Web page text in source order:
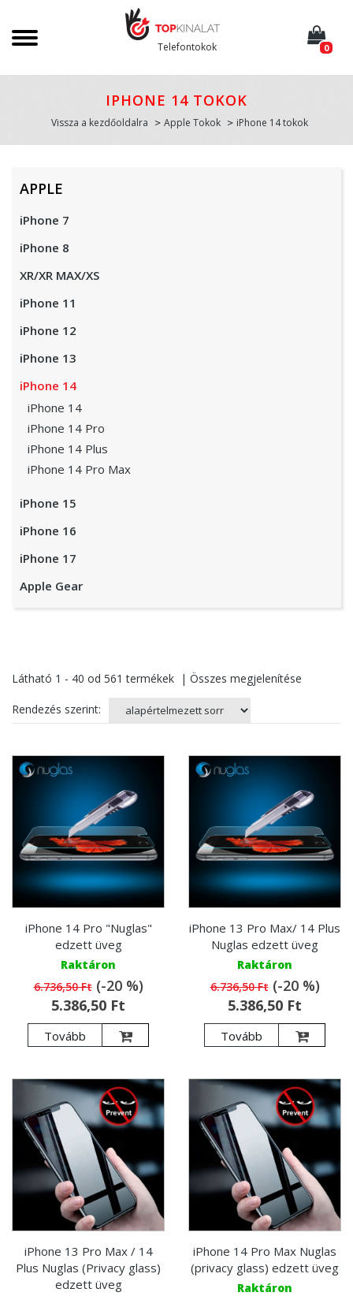
Telefontokok 0
IPHONE 14 TOKOK
Vissza a kezdőoldalra Apple Tokok iPhone 14 tokok
APPLE
iPhone 7
iPhone 8
XR/XR MAX/XS
iPhone 11
iPhone 12
iPhone 13
iPhone 14
iPhone 14
iPhone 14 Pro
iPhone 14 Plus
iPhone 14 Pro Max
iPhone 15
iPhone 16
iPhone 17
Apple Gear
Látható 1 - 40 od 561 termékek | Összes megjelenítése
Rendezés szerint:
iPhone 14 Pro "Nuglas"
edzett üveg
Raktáron
6.736,50 Ft(-20 %)
5.386,50 Ft
Tovább
iPhone 13 Pro Max/ 14 Plus
Nuglas edzett üveg
Raktáron
6.736,50 Ft(-20 %)
5.386,50 Ft
Tovább
iPhone 13 Pro Max / 14
Plus Nuglas (Privacy glass)
edzett üveg
iPhone 14 Pro Max Nuglas
(privacy glass) edzett üveg
Raktáron